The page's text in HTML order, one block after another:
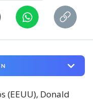
(EEUU), Donald